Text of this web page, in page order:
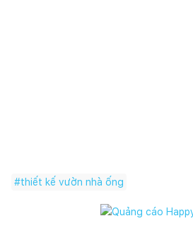
#thiết kế vườn nhà ống